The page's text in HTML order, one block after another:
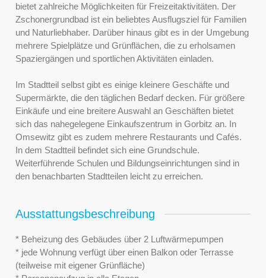
bietet zahlreiche Möglichkeiten für Freizeitaktivitäten. Der
Zschonergrundbad ist ein beliebtes Ausflugsziel für Familien
und Naturliebhaber. Darüber hinaus gibt es in der Umgebung
mehrere Spielplätze und Grünflächen, die zu erholsamen
Spaziergängen und sportlichen Aktivitäten einladen.
Im Stadtteil selbst gibt es einige kleinere Geschäfte und
Supermärkte, die den täglichen Bedarf decken. Für größere
Einkäufe und eine breitere Auswahl an Geschäften bietet
sich das nahegelegene Einkaufszentrum in Gorbitz an. In
Omsewitz gibt es zudem mehrere Restaurants und Cafés.
In dem Stadtteil befindet sich eine Grundschule.
Weiterführende Schulen und Bildungseinrichtungen sind in
den benachbarten Stadtteilen leicht zu erreichen.
Ausstattungsbeschreibung
* Beheizung des Gebäudes über 2 Luftwärmepumpen
* jede Wohnung verfügt über einen Balkon oder Terrasse
(teilweise mit eigener Grünfläche)